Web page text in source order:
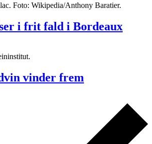
i frit fald i Bordeaux
vinder frem